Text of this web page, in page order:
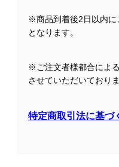
※商品到着後2日以内に
となります。
※ご注文者様都合によ
させていただいており
特定商取引法に基づ